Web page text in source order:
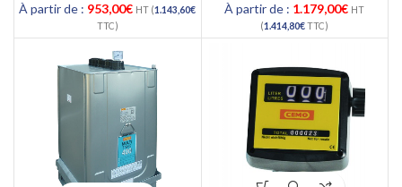
À partir de : 953,00€ HT (1.143,60€
TTC)
À partir de : 1.179,00€ HT
(1.414,80€TTC)